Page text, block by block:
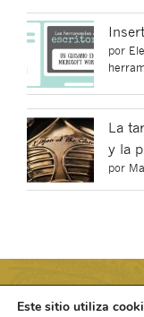
por
La
y la
por
Este sitio utiliza